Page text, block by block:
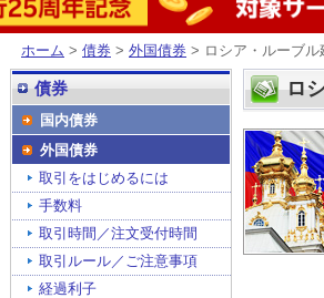
ホーム > 債券 > 外国債券 > ロシア・ルーブ
ロ
債券
国内債券
外国債券
取引をはじめるには
手数料
取引時間／注文受付時間
取引ルール／ご注意事項
経過利子